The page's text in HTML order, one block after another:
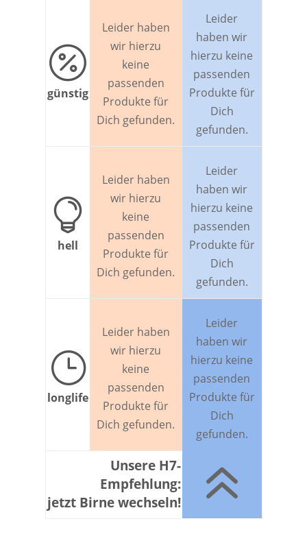

günstig
Leider haben
wir hierzu
keine
passenden
Produkte für
Dich gefunden.
Leider
haben wir
hierzu keine
passenden
Produkte für
Dich
gefunden.

hell
Leider haben
wir hierzu
keine
passenden
Produkte für
Dich gefunden.
Leider
haben wir
hierzu keine
passenden
Produkte für
Dich
gefunden.
}
longlife
Leider haben
wir hierzu
keine
passenden
Produkte für
Dich gefunden.
Leider
haben wir
hierzu keine
passenden
Produkte für
Dich
gefunden.
Unsere H7-
Empfehlung:
jetzt Birne wechseln!
6